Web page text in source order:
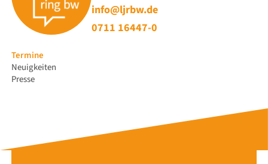
Navigation
überspringen
Termine
Neuigkeiten
Presse
info@ljrbw.de
0711 16447-0